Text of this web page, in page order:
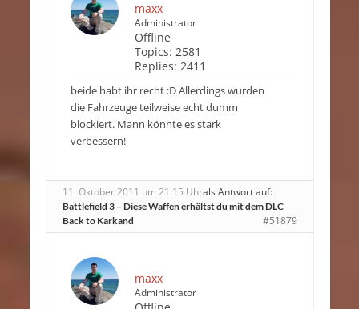
maxx
Administrator
Offline
Topics: 2581
Replies: 2411
beide habt ihr recht :D Allerdings wurden
die Fahrzeuge teilweise echt dumm
blockiert. Mann könnte es stark
verbessern!
11. Oktober 2011 um 21:15 Uhrals Antwort auf:
Battlefield 3 – Diese Waffen erhältst du mit dem DLC
Back to Karkand
#51879
maxx
Administrator